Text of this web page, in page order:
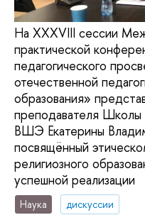
На XXXVIII сессии
практической
педагогического
отечественной
образования»
преподавателя
ВШЭ Екатерины
посвящённый
религиозного
успешной реализации
Наука дискуссии